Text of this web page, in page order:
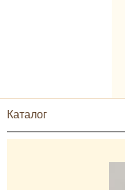
Каталог